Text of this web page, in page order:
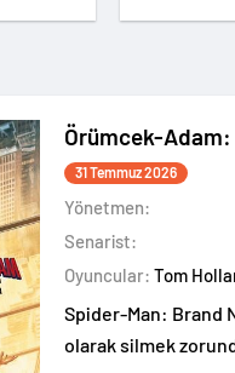
Örümcek-Adam:
31 Temmuz 2026
Yönetmen:
Senarist:
Oyuncular:
Spider-Man: Brand
olarak silmek